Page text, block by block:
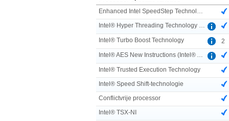
Intel® Turbo Boost Technology
2
Intel® Trusted Execution Technology
Intel® Speed Shift-technologie
Conflictvrije processor
Intel® TSX-NI